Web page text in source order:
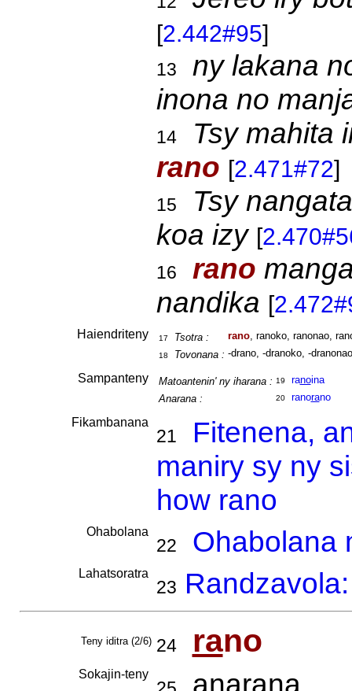
[2.442#95]
13
ny lakana
inona no
14
Tsy mahita
rano [2.471#72]
15
Tsy
koa izy [
16 rano
nandika [
Haiendriteny 17 Tsotra : rano, ranoko, ranonao,
18 Tovonana : -drano, -dranoko, -
Sampanteny Matoantenin' ny iharana : 19 ranoina
Anarana :
20 ranorano
Fikambanana
21
Fitenena,
maniry sy ny
how rano
Ohabolana
22 Ohabolana
Lahatsoratra
23
Teny iditra (2/6) 24 rano
Sokajin-teny anarana